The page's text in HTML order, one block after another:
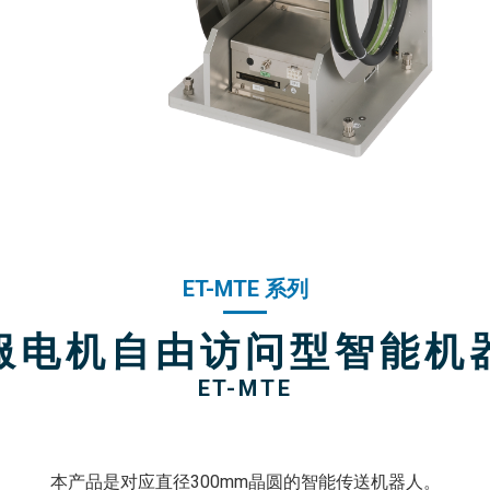
ET-MTE 系列
电机自由访问型智能机
ET-MTE
本产品是对应直径300mm晶圆的智能传送机器人。